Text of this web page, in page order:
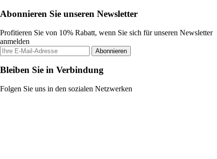
Abonnieren Sie unseren Newsletter
Profitieren Sie von 10% Rabatt, wenn Sie sich für unseren Newsletter
anmelden
Abonnieren
Bleiben Sie in Verbindung
Folgen Sie uns in den sozialen Netzwerken